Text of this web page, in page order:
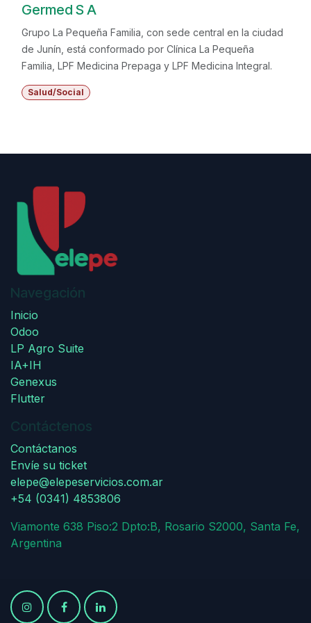
Germed S A
Grupo La Pequeña Familia, con sede central en la ciudad
de Junín, está conformado por Clínica La Pequeña
Familia, LPF Medicina Prepaga y LPF Medicina Integral.
Salud/Social
Navegación
Inicio
Odoo
LP Agro Suite
IA+IH
Genexus
Flutter
Contáctenos
Contáctanos
Envíe su ticket
elepe@elepeservicios.com.ar
+54 (0341) 4853806
Viamonte 638 Piso:2 Dpto:B, Rosario S2000, Santa Fe,
Argentina